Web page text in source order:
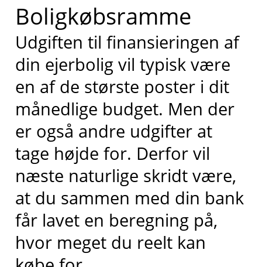
Boligkøbsramme
Udgiften til finansieringen af
din ejerbolig vil typisk være
en af de største poster i dit
månedlige budget. Men der
er også andre udgifter at
tage højde for. Derfor vil
næste naturlige skridt være,
at du sammen med din bank
får lavet en beregning på,
hvor meget du reelt kan